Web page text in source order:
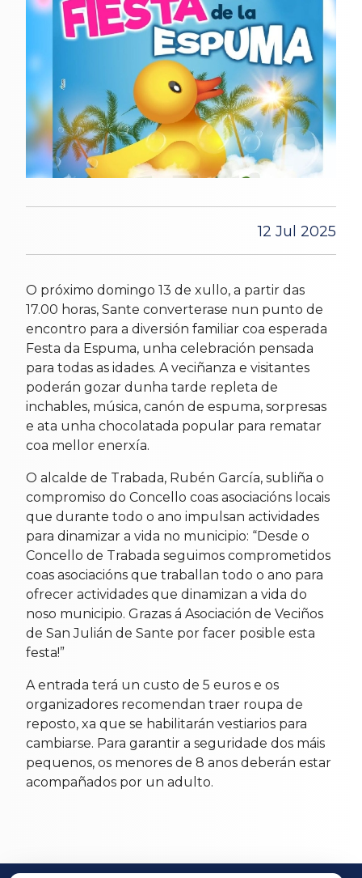
12 Jul 2025
O próximo domingo 13 de xullo, a partir das
17.00 horas, Sante converterase nun punto de
encontro para a diversión familiar coa esperada
Festa da Espuma, unha celebración pensada
para todas as idades. A veciñanza e visitantes
poderán gozar dunha tarde repleta de
inchables, música, canón de espuma, sorpresas
e ata unha chocolatada popular para rematar
coa mellor enerxía.
O alcalde de Trabada, Rubén García, subliña o
compromiso do Concello coas asociacións locais
que durante todo o ano impulsan actividades
para dinamizar a vida no municipio: “Desde o
Concello de Trabada seguimos comprometidos
coas asociacións que traballan todo o ano para
ofrecer actividades que dinamizan a vida do
noso municipio. Grazas á Asociación de Veciños
de San Julián de Sante por facer posible esta
festa!”
A entrada terá un custo de 5 euros e os
organizadores recomendan traer roupa de
reposto, xa que se habilitarán vestiarios para
cambiarse. Para garantir a seguridade dos máis
pequenos, os menores de 8 anos deberán estar
acompañados por un adulto.